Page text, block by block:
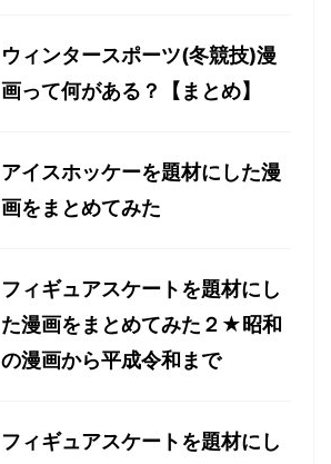
ウィンタースポーツ(冬競技)漫
画って何がある？【まとめ】
アイスホッケーを題材にした漫
画をまとめてみた
フィギュアスケートを題材にし
た漫画をまとめてみた２★昭和
の漫画から平成令和まで
フィギュアスケートを題材にし